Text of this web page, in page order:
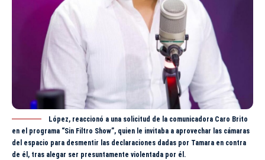
López, reaccionó a una solicitud de la comunicadora Caro Brito
en el programa “Sin Filtro Show”, quien le invitaba a aprovechar las cámaras
del espacio para desmentir las declaraciones dadas por Tamara en contra
de él, tras alegar ser presuntamente violentada por él.